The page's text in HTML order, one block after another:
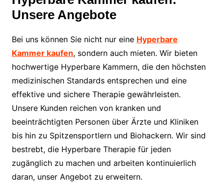
Unsere Angebote
Bei uns können Sie nicht nur eine Hyperbare
Kammer kaufen, sondern auch mieten. Wir bieten
hochwertige Hyperbare Kammern, die den höchsten
medizinischen Standards entsprechen und eine
effektive und sichere Therapie gewährleisten.
Unsere Kunden reichen von kranken und
beeinträchtigten Personen über Ärzte und Kliniken
bis hin zu Spitzensportlern und Biohackern. Wir sind
bestrebt, die Hyperbare Therapie für jeden
zugänglich zu machen und arbeiten kontinuierlich
daran, unser Angebot zu erweitern.